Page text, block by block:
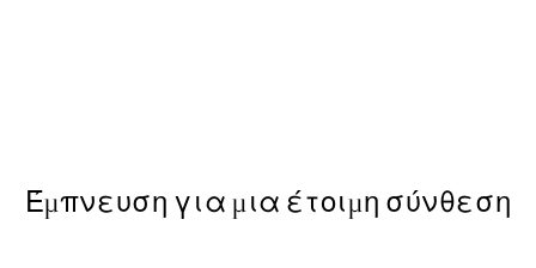
Έμπνευση για μια έτοιμη σύνθεση